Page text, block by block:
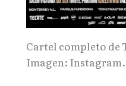
Cartel completo de
Imagen: Instagram.